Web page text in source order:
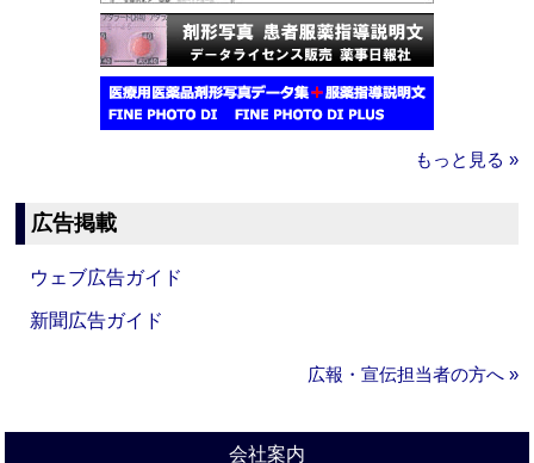
もっと見る »
広告掲載
ウェブ広告ガイド
新聞広告ガイド
広報・宣伝担当者の方へ »
会社案内